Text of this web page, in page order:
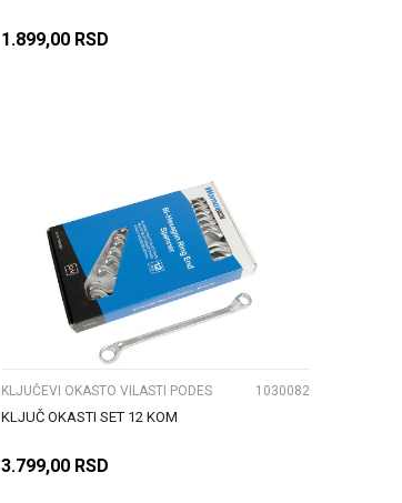
1.899,00 RSD
UPOREDI
KLJUČEVI OKASTO VILASTI PODES 1030082
KLJUČ OKASTI SET 12 KOM
3.799,00 RSD